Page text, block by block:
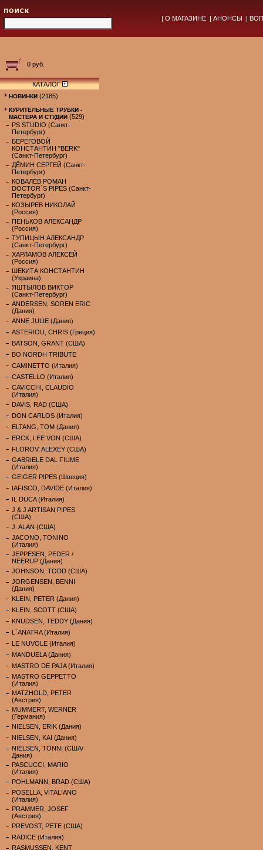
| О МАГАЗИНЕ | АНОНСЫ |
0 руб.
КАТАЛОГ
НОВИНКИ (2185)
КУРИТЕЛЬНЫЕ ТРУБКИ -
МАСТЕРА И СТУДИИ (529)
PS STUDIO (Санкт-
Петербург)
БЕРЕГОВОЙ
КОНСТАНТИН "BERK"
(Санкт-Петербург)
ДЁМИН СЕРГЕЙ (Санкт-
Петербург)
КОВАЛЁВ РОМАН
DOCTOR`S PIPES (Санкт-
Петербург)
КОЗЫРЕВ НИКОЛАЙ
(Россия)
ПЕНЬКОВ АЛЕКСАНДР
(Россия)
ТУПИЦЫН АЛЕКСАНДР
(Санкт-Петербург)
ХАРЛАМОВ АЛЕКСЕЙ
(Россия)
ШЕКИТА КОНСТАНТИН
(Украина)
ЯШТЫЛОВ ВИКТОР
(Санкт-Петербург)
ANDERSEN, SOREN ERIC
(Дания)
ANNE JULIE (Дания)
ASTERIOU, CHRIS (Греция)
BATSON, GRANT (США)
BO NORDH TRIBUTE
CAMINETTO (Италия)
CASTELLO (Италия)
CAVICCHI, CLAUDIO
(Италия)
DAVIS, RAD (США)
DON CARLOS (Италия)
ELTANG, TOM (Дания)
ERCK, LEE VON (США)
FLOROV, ALEXEY (США)
GABRIELE DAL FIUME
(Италия)
GEIGER PIPES (Швеция)
IAFISCO, DAVIDE (Италия)
IL DUCA (Италия)
J & J ARTISAN PIPES
(США)
J. ALAN (США)
JACONO, TONINO
(Италия)
JEPPESEN, PEDER /
NEERUP (Дания)
JOHNSON, TODD (США)
JORGENSEN, BENNI
(Дания)
KLEIN, PETER (Дания)
KLEIN, SCOTT (США)
KNUDSEN, TEDDY (Дания)
L`ANATRA (Италия)
LE NUVOLE (Италия)
MANDUELA (Дания)
MASTRO DE PAJA (Италия)
MASTRO GEPPETTO
(Италия)
MATZHOLD, PETER
(Австрия)
MUMMERT, WERNER
(Германия)
NIELSEN, ERIK (Дания)
NIELSEN, KAI (Дания)
NIELSEN, TONNI (США/
Дания)
PASCUCCI, MARIO
(Италия)
POHLMANN, BRAD (США)
POSELLA, VITALIANO
(Италия)
PRAMMER, JOSEF
(Австрия)
PREVOST, PETE (США)
RADICE (Италия)
RASMUSSEN, KENT